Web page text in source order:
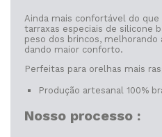
Ainda mais confortável do que
tarraxas especiais de silicone
peso dos brincos, melhorando
dando maior conforto.
Perfeitas para orelhas mais
Produção artesanal 100%
Nosso processo :